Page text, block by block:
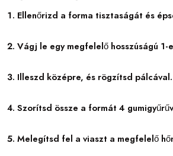
Ellenőrizd a forma tisztaságát és
Vágj le egy megfelelő hosszúságú 1-
Illeszd középre, és rögzítsd pálcával.
Szorítsd össze a formát 4
Melegítsd fel a viaszt a megfelelő